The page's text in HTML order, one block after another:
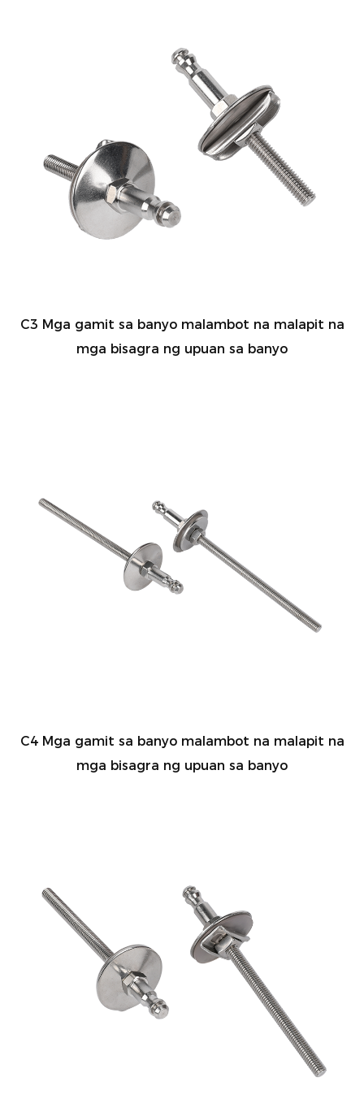
C3 Mga gamit sa banyo malambot na malapit na
mga bisagra ng upuan sa banyo
C4 Mga gamit sa banyo malambot na malapit na
mga bisagra ng upuan sa banyo